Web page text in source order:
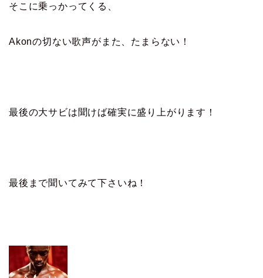
そこに乗っかってくる、
Akonの切ない歌声がまた、たまらない！
最後の大サビは聞けば確実に盛り上がります！
最後まで聞いてみて下さいね！